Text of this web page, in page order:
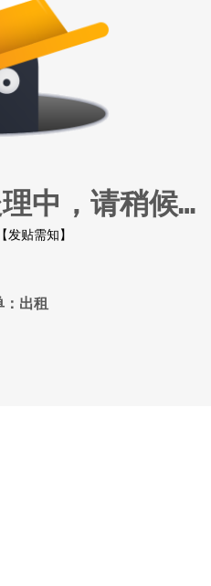
中，请稍候…
发贴需知】
：出租